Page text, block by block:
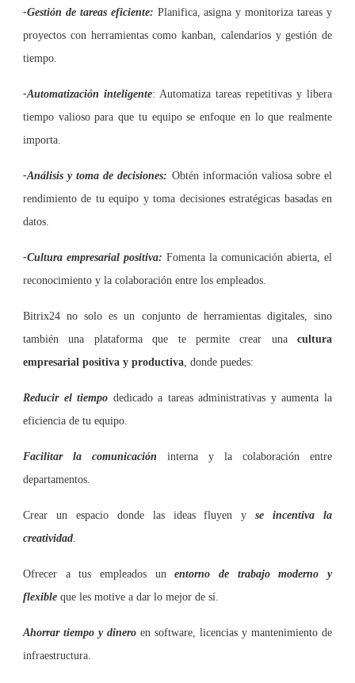
-Gestión de tareas eficiente: Planifica, asigna y monitoriza tareas y
proyectos con herramientas como kanban, calendarios y gestión de
tiempo.
-Automatización inteligente: Automatiza tareas repetitivas y libera
tiempo valioso para que tu equipo se enfoque en lo que realmente
importa.
-Análisis y toma de decisiones: Obtén información valiosa sobre el
rendimiento de tu equipo y toma decisiones estratégicas basadas en
datos.
-Cultura empresarial positiva: Fomenta la comunicación abierta, el
reconocimiento y la colaboración entre los empleados.
Bitrix24 no solo es un conjunto de herramientas digitales, sino
también una plataforma que te permite crear una cultura
empresarial positiva y productiva, donde puedes:
Reducir el tiempo dedicado a tareas administrativas y aumenta la
eficiencia de tu equipo.
Facilitar la comunicación interna y la colaboración entre
departamentos.
Crear un espacio donde las ideas fluyen yse incentiva la
creatividad.
Ofrecer a tus empleados unentorno de trabajo moderno y
flexible que les motive a dar lo mejor de sí.
Ahorrar tiempo y dinero en software, licencias y mantenimiento de
infraestructura.